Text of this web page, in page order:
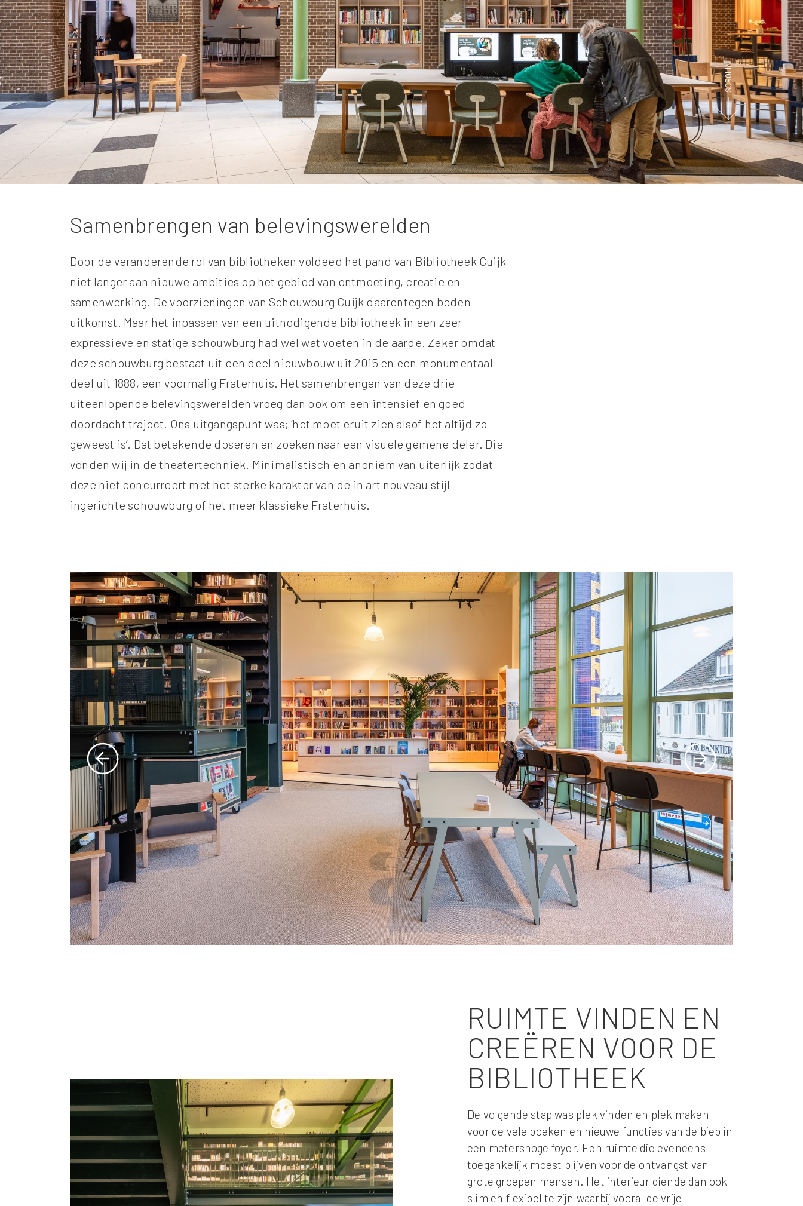
SCROLL
Samenbrengen van belevingswerelden
Door de veranderende rol van bibliotheken voldeed het pand van Bibliotheek Cuijk
niet langer aan nieuwe ambities op het gebied van ontmoeting, creatie en
samenwerking. De voorzieningen van Schouwburg Cuijk daarentegen boden
uitkomst. Maar het inpassen van een uitnodigende bibliotheek in een zeer
expressieve en statige schouwburg had wel wat voeten in de aarde. Zeker omdat
deze schouwburg bestaat uit een deel nieuwbouw uit 2015 en een monumentaal
deel uit 1888, een voormalig Fraterhuis. Het samenbrengen van deze drie
uiteenlopende belevingswerelden vroeg dan ook om een intensief en goed
doordacht traject. Ons uitgangspunt was; ‘het moet eruit zien alsof het altijd zo
geweest is’. Dat betekende doseren en zoeken naar een visuele gemene deler. Die
vonden wij in de theatertechniek. Minimalistisch en anoniem van uiterlijk zodat
deze niet concurreert met het sterke karakter van de in art nouveau stijl
ingerichte schouwburg of het meer klassieke Fraterhuis.
RUIMTE VINDEN EN
CREËREN VOOR DE
BIBLIOTHEEK
De volgende stap was plek vinden en plek maken
voor de vele boeken en nieuwe functies van de bieb in
een metershoge foyer. Een ruimte die eveneens
toegankelijk moest blijven voor de ontvangst van
grote groepen mensen. Het interieur diende dan ook
slim en flexibel te zijn waarbij vooral de vrije